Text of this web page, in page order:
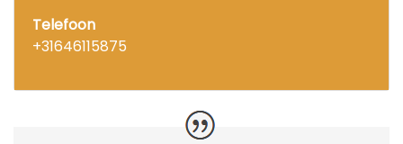
Telefoon
+31646115875